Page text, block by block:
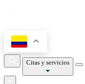
Citas y servicios